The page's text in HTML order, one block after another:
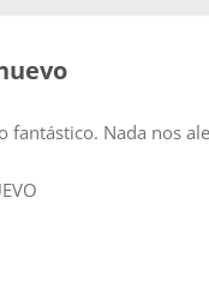
fantástico. Nada nos